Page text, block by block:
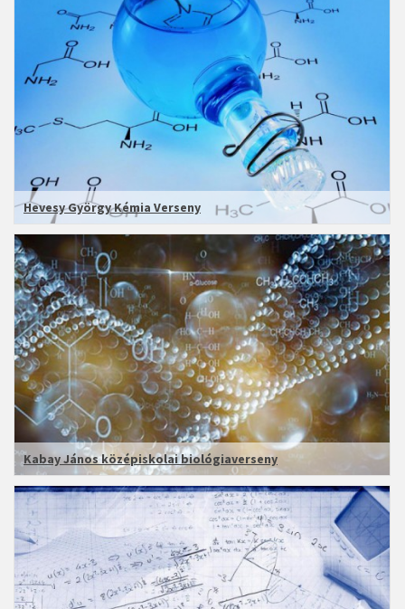
Hevesy György Kémia Verseny
Kabay János középiskolai biológiaverseny